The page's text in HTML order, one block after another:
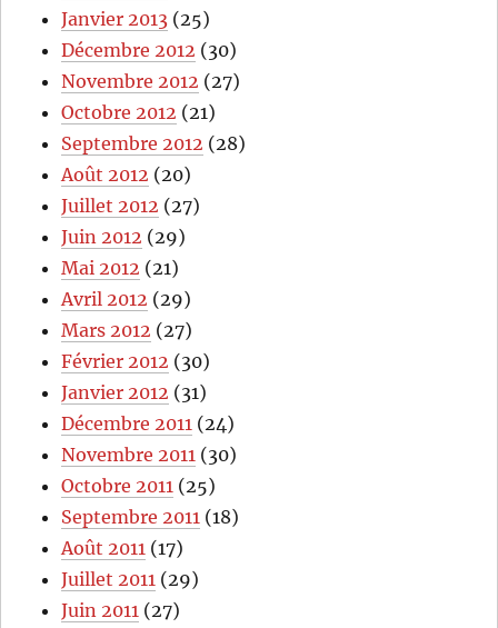
Janvier 2013 (25)
Décembre 2012 (30)
Novembre 2012 (27)
Octobre 2012 (21)
Septembre 2012 (28)
Août 2012 (20)
Juillet 2012 (27)
Juin 2012 (29)
Mai 2012 (21)
Avril 2012 (29)
Mars 2012 (27)
Février 2012 (30)
Janvier 2012 (31)
Décembre 2011 (24)
Novembre 2011 (30)
Octobre 2011 (25)
Septembre 2011 (18)
Août 2011 (17)
Juillet 2011 (29)
Juin 2011 (27)